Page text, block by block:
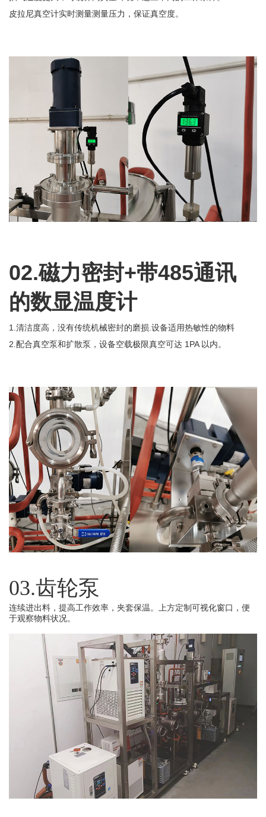
皮拉尼真空计实时测量测量压力，保证真空度。
02.磁力密封+带485通讯
的数显温度计
1.清洁度高，没有传统机械密封的磨损.设备适用热敏性的物料
2.配合真空泵和扩散泵，设备空载极限真空可达 1PA 以内。
03.齿轮泵
连续进出料，提高工作效率，夹套保温。上方定制可视化窗口，便
于观察物料状况。